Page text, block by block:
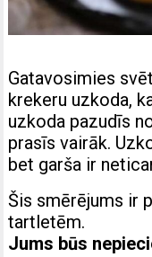
Gatavosimies
krekeru uzkoda,
uzkoda pazudīs
prasīs vairāk.
bet garša ir
Šis smērējums ir
tartletēm.
Jums būs